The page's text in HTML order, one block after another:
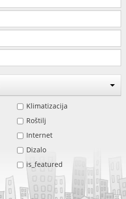
Klimatizacija
Roštilj
Internet
Dizalo
is_featured